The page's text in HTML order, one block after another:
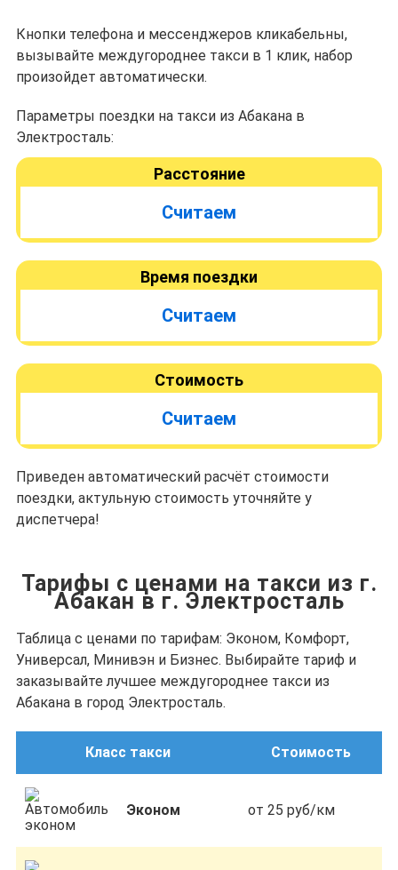
Кнопки телефона и мессенджеров кликабельны,
вызывайте междугороднее такси в 1 клик, набор
произойдет автоматически.
Параметры поездки на такси из Абакана в
Электросталь:
Расстояние
Считаем
Время поездки
Считаем
Стоимость
Считаем
Приведен автоматический расчёт стоимости
поездки, актульную стоимость уточняйте у
диспетчера!
Тарифы с ценами на такси из г.
Абакан в г. Электросталь
Таблица с ценами по тарифам: Эконом, Комфорт,
Универсал, Минивэн и Бизнес. Выбирайте тариф и
заказывайте лучшее междугороднее такси из
Абакана в город Электросталь.
Класс такси Стоимость
Эконом от 25 руб/км